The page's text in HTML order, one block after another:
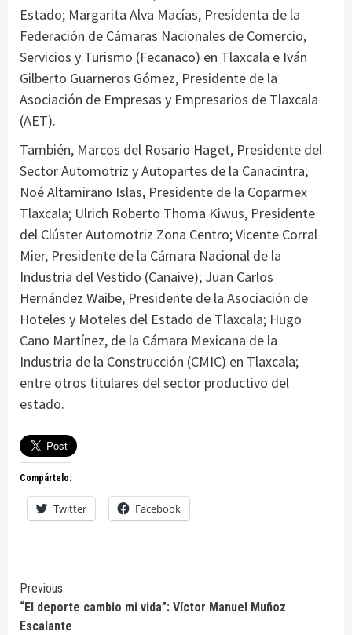
Estado; Margarita Alva Macías, Presidenta de la
Federación de Cámaras Nacionales de Comercio,
Servicios y Turismo (Fecanaco) en Tlaxcala e Iván
Gilberto Guarneros Gómez, Presidente de la
Asociación de Empresas y Empresarios de Tlaxcala
(AET).
También, Marcos del Rosario Haget, Presidente del
Sector Automotriz y Autopartes de la Canacintra;
Noé Altamirano Islas, Presidente de la Coparmex
Tlaxcala; Ulrich Roberto Thoma Kiwus, Presidente
del Clúster Automotriz Zona Centro; Vicente Corral
Mier, Presidente de la Cámara Nacional de la
Industria del Vestido (Canaive); Juan Carlos
Hernández Waibe, Presidente de la Asociación de
Hoteles y Moteles del Estado de Tlaxcala; Hugo
Cano Martínez, de la Cámara Mexicana de la
Industria de la Construcción (CMIC) en Tlaxcala;
entre otros titulares del sector productivo del
estado.
Compártelo:
Twitter Facebook
Continue
Reading
Previous
“El deporte cambio mi vida”: Víctor Manuel Muñoz
Escalante